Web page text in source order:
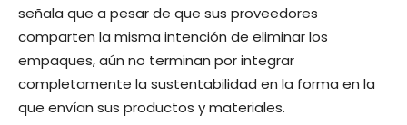
señala que a pesar de que sus proveedores
comparten la misma intención de eliminar los
empaques, aún no terminan por integrar
completamente la sustentabilidad en la forma en la
que envían sus productos y materiales.